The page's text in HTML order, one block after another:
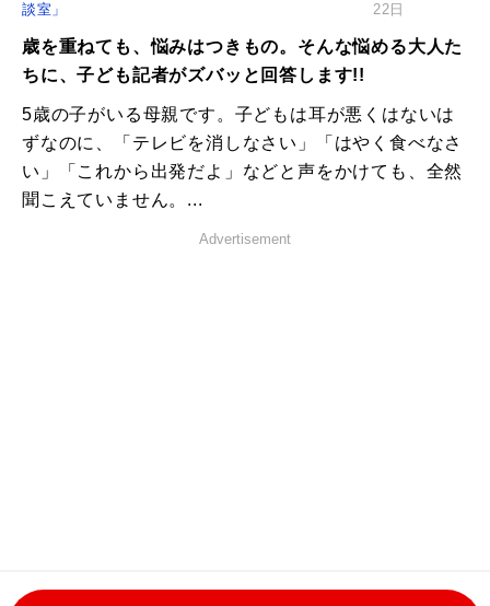
談室」
22日
歳を重ねても、悩みはつきもの。そんな悩める大人た
ちに、子ども記者がズバッと回答します!!
5歳の子がいる母親です。子どもは耳が悪くはないは
ずなのに、「テレビを消しなさい」「はやく食べなさ
い」「これから出発だよ」などと声をかけても、全然
聞こえていません。...
Advertisement